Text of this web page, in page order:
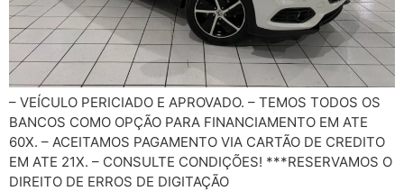
– VEÍCULO PERICIADO E APROVADO. – TEMOS TODOS OS
BANCOS COMO OPÇÃO PARA FINANCIAMENTO EM ATE
60X. – ACEITAMOS PAGAMENTO VIA CARTÃO DE CREDITO
EM ATE 21X. – CONSULTE CONDIÇÕES! ***RESERVAMOS O
DIREITO DE ERROS DE DIGITAÇÃO